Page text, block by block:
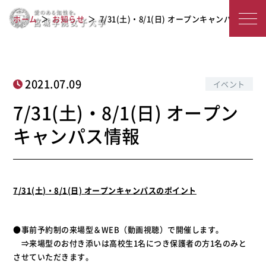
宮
女
子
大
7/31(土)・8/1(日) オープンキャンパス
情報
ホーム お知らせ 7/31(土)・8/1(日) オープンキャンパス…
2021.07.09 イベント
7/31(土)・8/1(日) オープン
キャンパス情報
7/31(土)・8/1(日) オープンキャンパスのポイント
●事前予約制の来場型＆WEB（動画視聴）で開催します。
⇒来場型のお付き添いは高校生1名につき保護者の方1名のみと
させていただきます。